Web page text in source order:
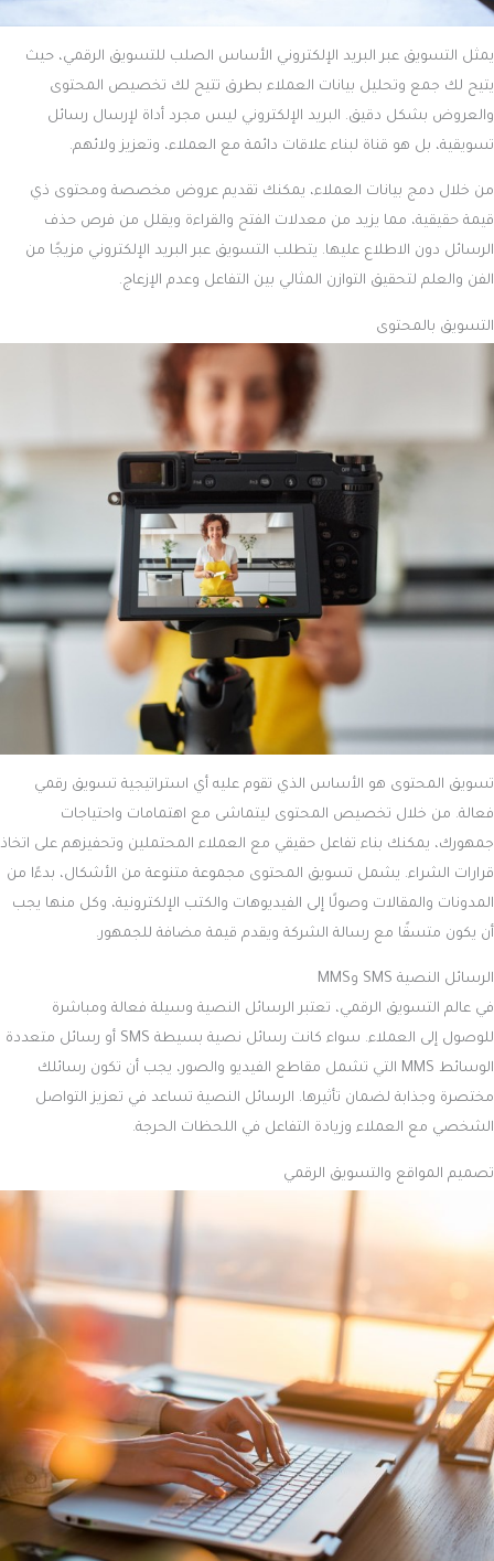
يمثل التسويق عبر البريد الإلكتروني الأساس الصلب للتسويق الرقمي، حيث
يتيح لك جمع وتحليل بيانات العملاء بطرق تتيح لك تخصيص المحتوى
والعروض بشكل دقيق. البريد الإلكتروني ليس مجرد أداة لإرسال رسائل
تسويقية، بل هو قناة لبناء علاقات دائمة مع العملاء، وتعزيز ولائهم.
من خلال دمج بيانات العملاء، يمكنك تقديم عروض مخصصة ومحتوى ذي
قيمة حقيقية، مما يزيد من معدلات الفتح والقراءة ويقلل من فرص حذف
الرسائل دون الاطلاع عليها. يتطلب التسويق عبر البريد الإلكتروني مزيجًا من
الفن والعلم لتحقيق التوازن المثالي بين التفاعل وعدم الإزعاج.
التسويق بالمحتوى
تسويق المحتوى هو الأساس الذي تقوم عليه أي استراتيجية تسويق رقمي
فعالة. من خلال تخصيص المحتوى ليتماشى مع اهتمامات واحتياجات
جمهورك، يمكنك بناء تفاعل حقيقي مع العملاء المحتملين وتحفيزهم على اتخاذ
قرارات الشراء. يشمل تسويق المحتوى مجموعة متنوعة من الأشكال، بدءًا من
المدونات والمقالات وصولًا إلى الفيديوهات والكتب الإلكترونية، وكل منها يجب
أن يكون متسقًا مع رسالة الشركة ويقدم قيمة مضافة للجمهور.
الرسائل النصية SMS وMMS
في عالم التسويق الرقمي، تعتبر الرسائل النصية وسيلة فعالة ومباشرة
للوصول إلى العملاء. سواء كانت رسائل نصية بسيطة SMS أو رسائل متعددة
الوسائط MMS التي تشمل مقاطع الفيديو والصور، يجب أن تكون رسائلك
مختصرة وجذابة لضمان تأثيرها. الرسائل النصية تساعد في تعزيز التواصل
الشخصي مع العملاء وزيادة التفاعل في اللحظات الحرجة.
تصميم المواقع والتسويق الرقمي